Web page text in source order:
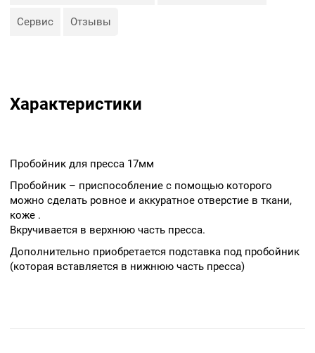
Сервис Отзывы
Характеристики
Пробойник для пресса 17мм
Пробойник – приспособление с помощью которого
можно сделать ровное и аккуратное отверстие в ткани,
коже .
Вкручивается в верхнюю часть пресса.
Дополнительно приобретается подставка под пробойник
(которая вставляется в нижнюю часть пресса)